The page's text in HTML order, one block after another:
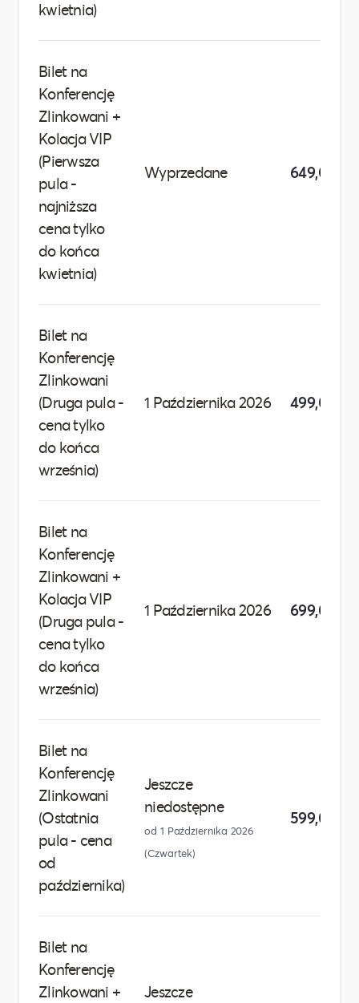
kwietnia)
Bilet na
Konferencję
Zlinkowani +
Kolacja VIP
(Pierwsza
pula -
najniższa
cena tylko
do końca
kwietnia)
Wyprzedane 649,00 zł
Bilet na
Konferencję
Zlinkowani
(Druga pula -
cena tylko
do końca
września)
1 Października 2026 499,00 zł
Bilet na
Konferencję
Zlinkowani +
Kolacja VIP
(Druga pula -
cena tylko
do końca
września)
1 Października 2026 699,00 zł
Bilet na
Konferencję
Zlinkowani
(Ostatnia
pula - cena
od
października)
Jeszcze
niedostępne
od 1 Października 2026
(Czwartek)
599,00 zł
Bilet na
Konferencję
Zlinkowani +
Jeszcze